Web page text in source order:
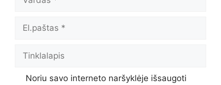
El.paštas
Tinklalapis
Noriu savo interneto naršyklėje išsaugoti